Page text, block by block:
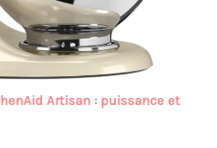
Artisan : puissance et